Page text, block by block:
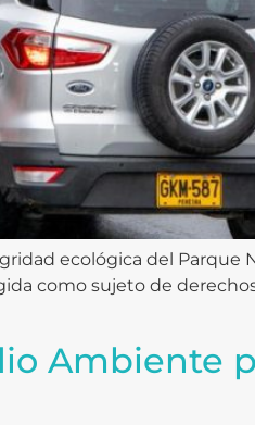
ecológica del Parque
como sujeto de
Ambiente